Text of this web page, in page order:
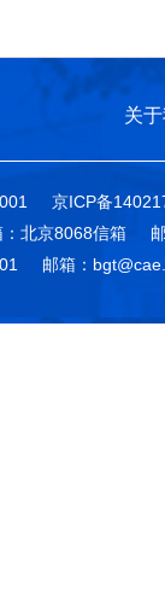
关
京ICP备
：北京8068信箱
邮箱：